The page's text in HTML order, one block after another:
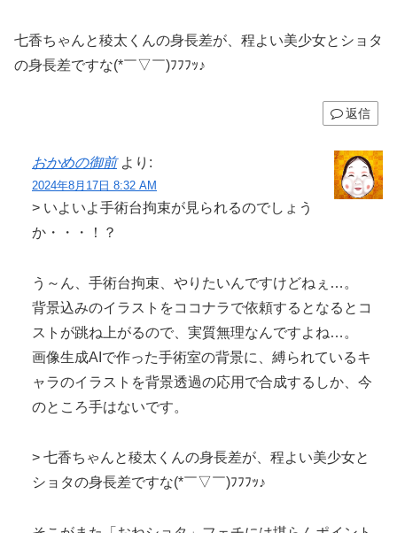
七香ちゃんと稜太くんの身長差が、程よい美少女とショタ
の身長差ですな(*￣▽￣)ﾌﾌﾌｯ♪
返信
おかめの御前 より:
2024年8月17日 8:32 AM
> いよいよ手術台拘束が見られるのでしょう
か・・・！？
う～ん、手術台拘束、やりたいんですけどねぇ…。
背景込みのイラストをココナラで依頼するとなるとコ
ストが跳ね上がるので、実質無理なんですよね…。
画像生成AIで作った手術室の背景に、縛られているキ
ャラのイラストを背景透過の応用で合成するしか、今
のところ手はないです。
> 七香ちゃんと稜太くんの身長差が、程よい美少女と
ショタの身長差ですな(*￣▽￣)ﾌﾌﾌｯ♪